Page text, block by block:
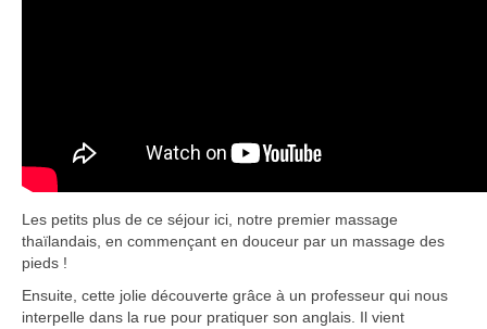
Les petits plus de ce séjour ici, notre premier massage
thaïlandais, en commençant en douceur par un massage des
pieds !
Ensuite, cette jolie découverte grâce à un professeur qui nous
interpelle dans la rue pour pratiquer son anglais. Il vient